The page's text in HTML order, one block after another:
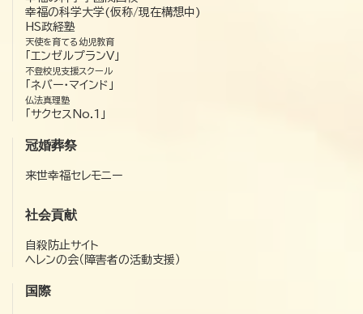
幸福の科学大学(仮称/現在構想中)
HS政経塾
天使を育てる幼児教育
「エンゼルプランV」
不登校児支援スクール
「ネバー・マインド」
仏法真理塾
「サクセスNo.1」
冠婚葬祭
来世幸福セレモニー
社会貢献
自殺防止サイト
ヘレンの会（障害者の活動支援）
国際